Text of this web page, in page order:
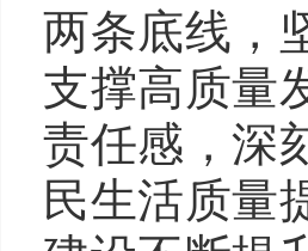
两条底线，
支撑高质量
责任感，深
民生活质量